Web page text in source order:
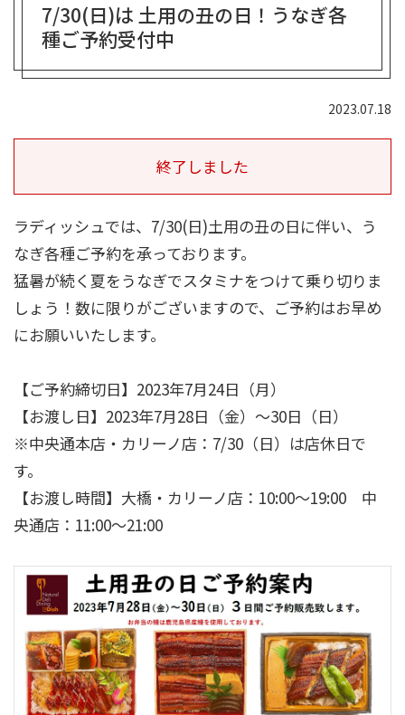
7/30(日)は 土用の丑の日！うなぎ各
種ご予約受付中
2023.07.18
終了しました
ラディッシュでは、7/30(日)土用の丑の日に伴い、う
なぎ各種ご予約を承っております。
猛暑が続く夏をうなぎでスタミナをつけて乗り切りま
しょう！数に限りがございますので、ご予約はお早め
にお願いいたします。
【ご予約締切日】 2023年7月24日（月）
【お渡し日】 2023年7月28日（金）〜30日（日）
※中央通本店・カリーノ店：7/30（日）は店休日で
す。
【お渡し時間】 大橋・カリーノ店：10:00～19:00 中
央通店：11:00～21:00